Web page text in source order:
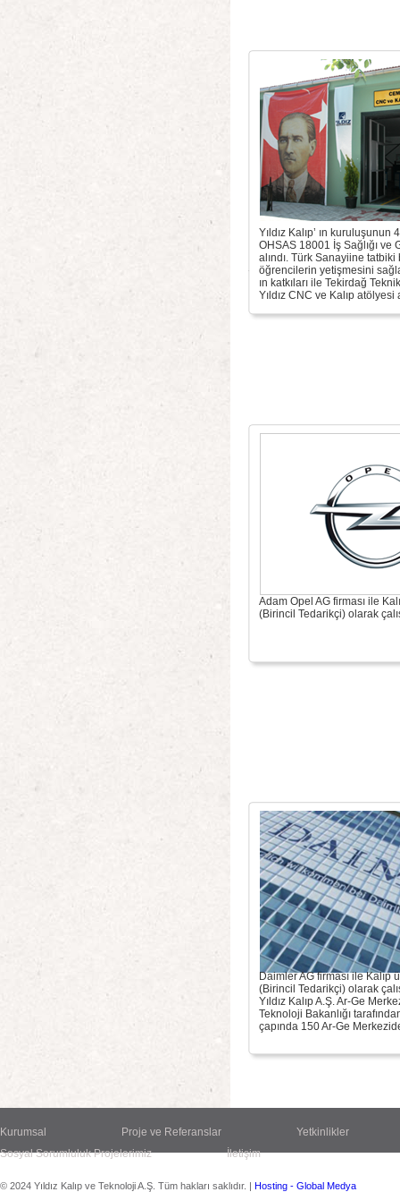
Yıldız Kalıp’ ın kuruluşunun
OHSAS 18001 İş Sağlığı ve
alındı. Türk Sanayiine tatbiki
öğrencilerin yetişmesini
ın katkıları ile Tekirdağ
Yıldız CNC ve Kalıp atölyesi
Adam Opel AG firması ile
(Birincil Tedarikçi) olarak
Daimler AG firması ile Kalıp
(Birincil Tedarikçi) olarak
Yıldız Kalıp A.Ş. Ar-Ge
Teknoloji Bakanlığı
çapında 150 Ar-Ge
Kurumsal Proje ve Referanslar
Yetkinlikler
Sosyal Sorumluluk Projelerimiz
İletişim
© 2024 Yıldız Kalıp ve Teknoloji A.Ş. Tüm hakları saklıdır. | Hosting - Global Medya